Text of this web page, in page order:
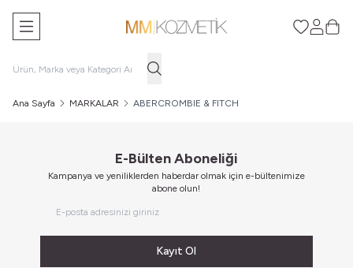
Favorilerim
Hesabım
Ana Sayfa MARKALAR ABERCROMBIE & FITCH
E-Bülten Aboneliği
Kampanya ve yeniliklerden haberdar olmak için e-bültenimize
abone olun!
Kayıt Ol